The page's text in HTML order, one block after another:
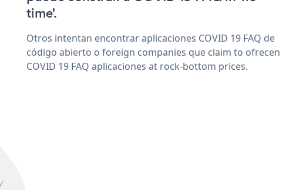
time'.
Otros intentan encontrar aplicaciones COVID 19 FAQ de
código abierto o foreign companies que claim to ofrecen
COVID 19 FAQ aplicaciones at rock-bottom prices.